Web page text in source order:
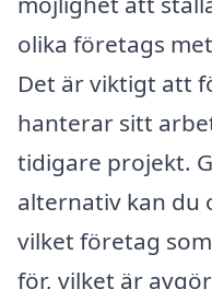
olika företags
Det är viktigt att
hanterar sitt
tidigare projekt.
alternativ kan du
vilket företag
för, vilket är